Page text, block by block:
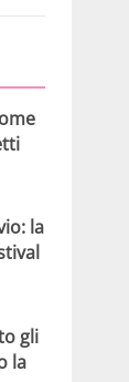
la
gli
la